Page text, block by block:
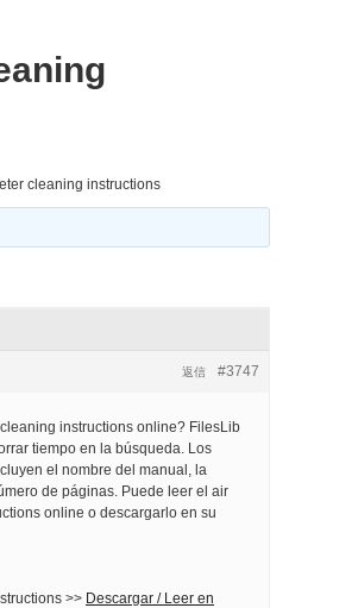
cleaning instructions
#3747
返信
instructions online? FilesLib
tiempo en la búsqueda. Los
el nombre del manual, la
de páginas. Puede leer el air
online o descargarlo en su
>> Descargar / Leer en